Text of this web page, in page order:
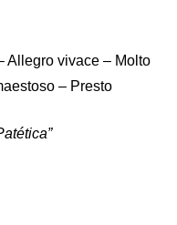
Allegro vivace – Molto
– Presto